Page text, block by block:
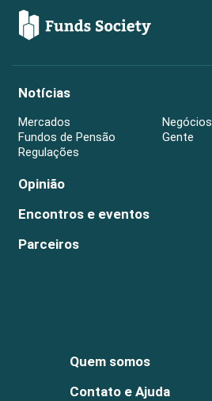
Notícias
Mercados
Negócios
Fundos de Pensão
Gente
Regulações
Opinião
Encontros e eventos
Parceiros
Quem somos
Contato e Ajuda